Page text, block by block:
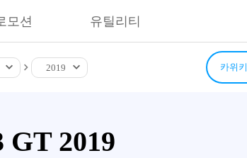
모션 유틸리티
2019
GT 2019